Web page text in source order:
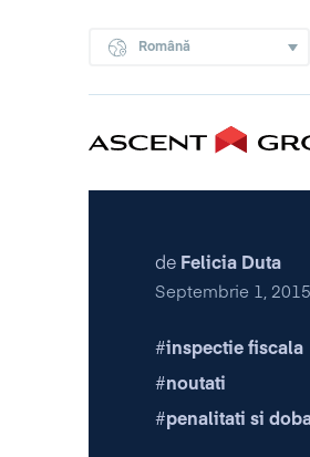
Română
de Felicia Duta
Septembrie 1, 2015
inspectie fiscala
noutati
penalitati si